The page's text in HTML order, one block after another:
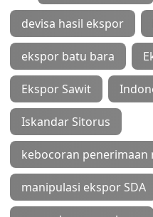
devisa hasil ekspor
ekspor batu bara
Ekspor Sawit
Iskandar Sitorus
kebocoran penerimaan
manipulasi ekspor SDA